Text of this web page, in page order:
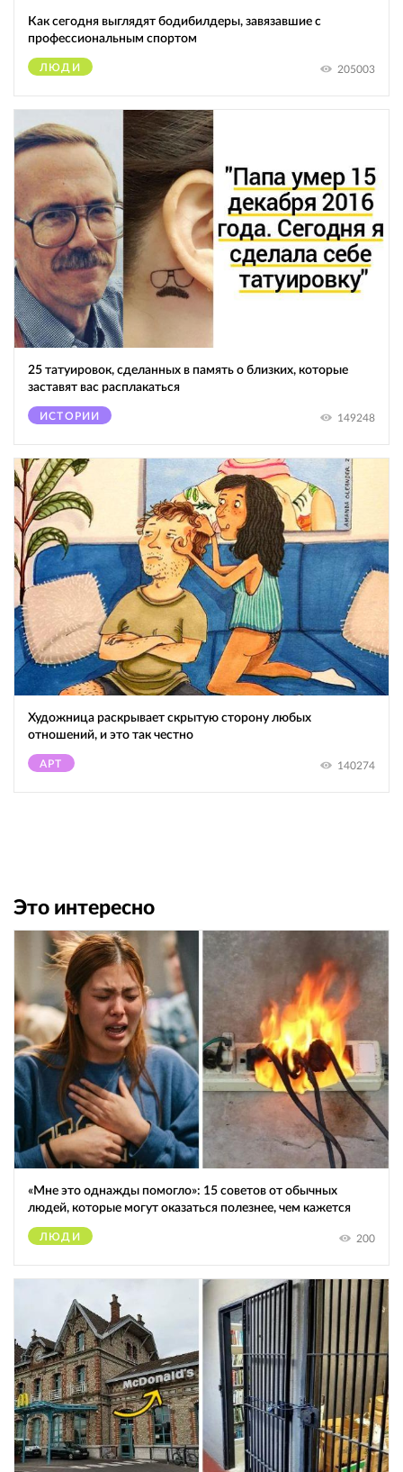
Как сегодня выглядят бодибилдеры, завязавшие с
профессиональным спортом
ЛЮДИ 205003
25 татуировок, сделанных в память о близких, которые
заставят вас расплакаться
ИСТОРИИ 149248
Художница раскрывает скрытую сторону любых
отношений, и это так честно
АРТ 140274
Это интересно
«Мне это однажды помогло»: 15 советов от обычных
людей, которые могут оказаться полезнее, чем кажется
ЛЮДИ 200